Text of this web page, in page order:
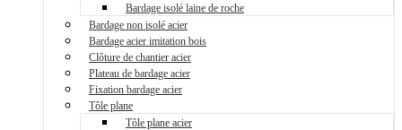
Bardage isolé laine de roche
Bardage non isolé acier
Bardage acier imitation bois
Clôture de chantier acier
Plateau de bardage acier
Fixation bardage acier
Tôle plane
Tôle plane acier